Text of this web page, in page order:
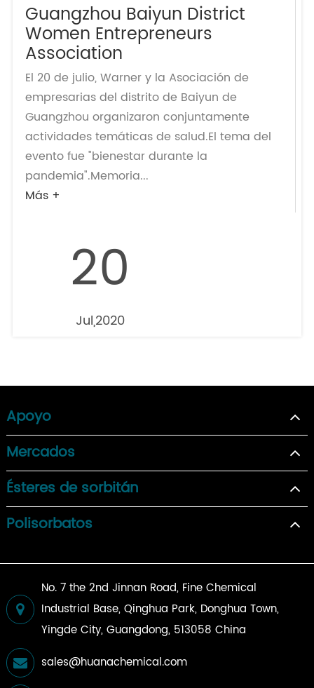
Guangzhou Baiyun District
Women Entrepreneurs
Association
El 20 de julio, Warner y la Asociación de
empresarias del distrito de Baiyun de
Guangzhou organizaron conjuntamente
actividades temáticas de salud.El tema del
evento fue "bienestar durante la
pandemia".Memoria...
Más +
20
Jul,2020
Apoyo
Mercados
Ésteres de sorbitán
Polisorbatos
No. 7 the 2nd Jinnan Road, Fine Chemical
Industrial Base, Qinghua Park, Donghua Town,
Yingde City, Guangdong, 513058 China
sales@huanachemical.com